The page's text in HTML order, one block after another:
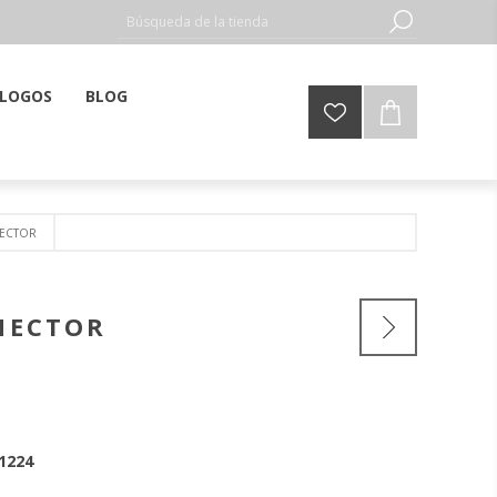
BLOG